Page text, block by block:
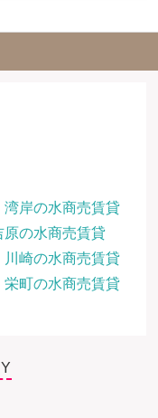
湾岸の水商売賃貸
原の水商売賃貸
川崎の水商売賃貸
栄町の水商売賃貸